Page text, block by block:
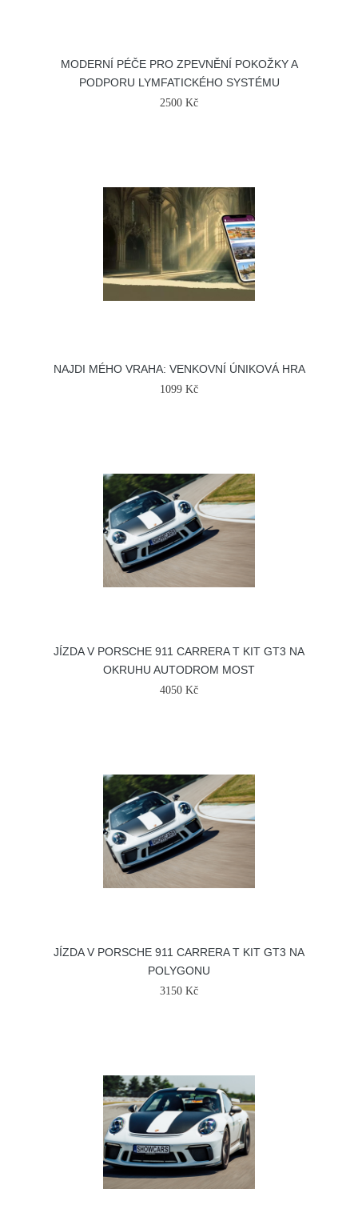
MODERNÍ PÉČE PRO ZPEVNĚNÍ POKOŽKY A
PODPORU LYMFATICKÉHO SYSTÉMU
2500 Kč
NAJDI MÉHO VRAHA: VENKOVNÍ ÚNIKOVÁ HRA
1099 Kč
JÍZDA V PORSCHE 911 CARRERA T KIT GT3 NA
OKRUHU AUTODROM MOST
4050 Kč
JÍZDA V PORSCHE 911 CARRERA T KIT GT3 NA
POLYGONU
3150 Kč